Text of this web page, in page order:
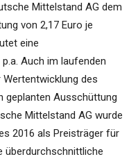
Mittelstand AG dem
von 2,17 Euro je
eine
Auch im laufenden
des
geplanten Ausschüttung
Mittelstand AG wurde
2016 als Preisträger für
überdurchschnittliche